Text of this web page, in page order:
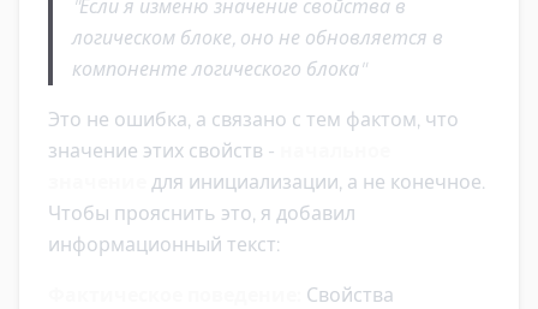
"Если я изменю значение свойства в
логическом блоке, оно не обновляется в
компоненте логического блока"
Это не ошибка, а связано с тем фактом, что
значение этих свойств -
для инициализации, а не конечное.
Чтобы прояснить это, я добавил
информационный текст:
Свойства